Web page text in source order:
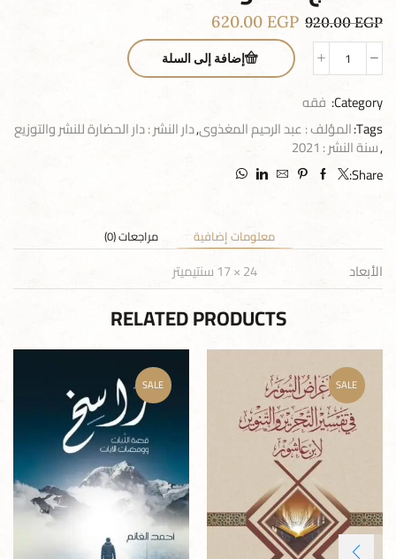
920.00EGP
620.00 EGP
إضافة إلى السلة
Category: فقه
Tags: المؤلف : عبد الرحيم المغذوى,دار النشر : دار الحضارة للنشر والتوزيع
,سنة النشر : 2021
Share:
معلومات إضافية مراجعات (0)
الأبعاد 24 × 17 سنتيميتر
RELATED PRODUCTS
SALE
SALE